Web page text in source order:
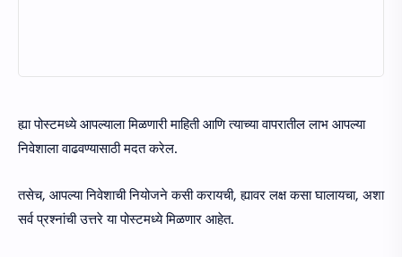
ह्या पोस्टमध्ये आपल्याला मिळणारी माहिती आणि त्याच्या वापरातील लाभ आपल्या
निवेशाला वाढवण्यासाठी मदत करेल.
तसेच, आपल्या निवेशाची नियोजने कसी करायची, ह्यावर लक्ष कसा घालायचा, अशा
सर्व प्रश्नांची उत्तरे या पोस्टमध्ये मिळणार आहेत.